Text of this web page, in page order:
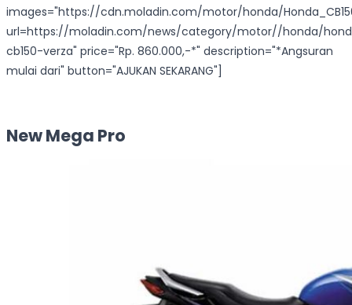
images="https://cdn.moladin.com/motor/honda/
url=https://moladin.com/news/category/motor//honda/
cb150-verza" price="Rp. 860.000,-*" description="*Angsuran
mulai dari" button="AJUKAN SEKARANG"]
New Mega Pro